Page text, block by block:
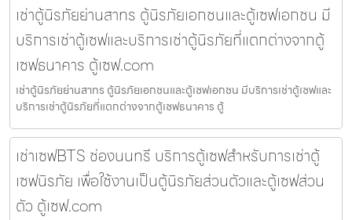
เช่าตู้นิรภัยย่านสาทร ตู้นิรภัยเอกชนและตู้เซฟเอกชน มี
บริการเช่าตู้เซฟและบริการเช่าตู้นิรภัยที่แตกต่างจากตู้
เซฟธนาคาร ตู้เซฟ.com
เช่าตู้นิรภัยย่านสาทร ตู้นิรภัยเอกชนและตู้เซฟเอกชน มีบริการเช่าตู้เซฟและ
บริการเช่าตู้นิรภัยที่แตกต่างจากตู้เซฟธนาคาร ตู้
เช่าเซฟBTS ช่องนนทรี บริการตู้เซฟสำหรับการเช่าตู้
เซฟนิรภัย เพื่อใช้งานเป็นตู้นิรภัยส่วนตัวและตู้เซฟส่วน
ตัว ตู้เซฟ.com